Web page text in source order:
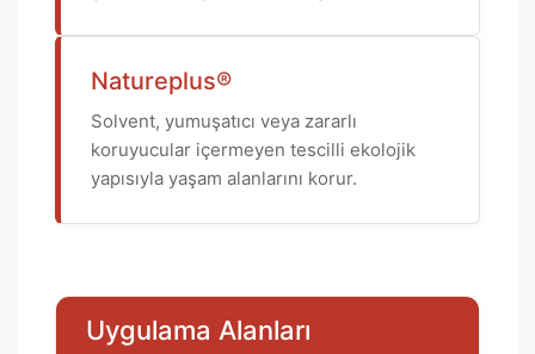
Natureplus®
Solvent, yumuşatıcı veya zararlı
koruyucular içermeyen tescilli ekolojik
yapısıyla yaşam alanlarını korur.
Uygulama Alanları